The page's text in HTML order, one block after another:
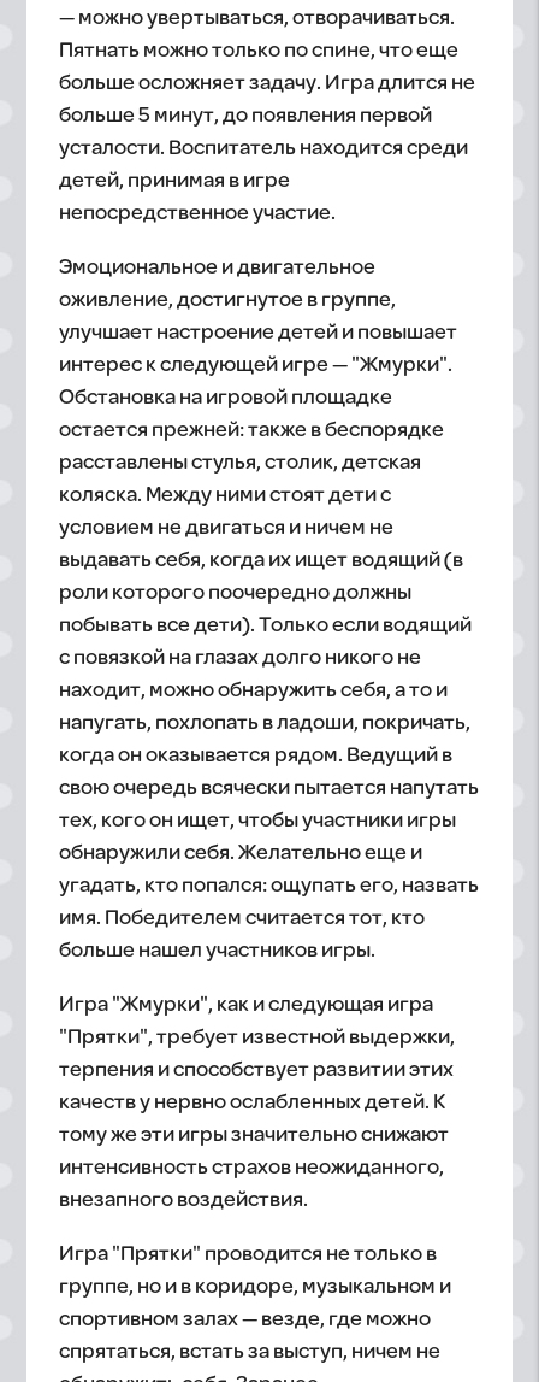
— можно увертываться, отворачиваться.
Пятнать можно только по спине, что еще
больше осложняет задачу. Игра длится не
больше 5 минут, до появления первой
усталости. Воспитатель находится среди
детей, принимая в игре
непосредственное участие.
Эмоциональное и двигательное
оживление, достигнутое в группе,
улучшает настроение детей и повышает
интерес к следующей игре — "Жмурки".
Обстановка на игровой площадке
остается прежней: также в беспорядке
расставлены стулья, столик, детская
коляска. Между ними стоят дети с
условием не двигаться и ничем не
выдавать себя, когда их ищет водящий (в
роли которого поочередно должны
побывать все дети). Только если водящий
с повязкой на глазах долго никого не
находит, можно обнаружить себя, а то и
напугать, похлопать в ладоши, покричать,
когда он оказывается рядом. Ведущий в
свою очередь всячески пытается напутать
тех, кого он ищет, чтобы участники игры
обнаружили себя. Желательно еще и
угадать, кто попался: ощупать его, назвать
имя. Победителем считается тот, кто
больше нашел участников игры.
Игра "Жмурки", как и следующая игра
"Прятки", требует известной выдержки,
терпения и способствует развитии этих
качеств у нервно ослабленных детей. К
тому же эти игры значительно снижают
интенсивность страхов неожиданного,
внезапного воздействия.
Игра "Прятки" проводится не только в
группе, но и в коридоре, музыкальном и
спортивном залах — везде, где можно
спрятаться, встать за выступ, ничем не